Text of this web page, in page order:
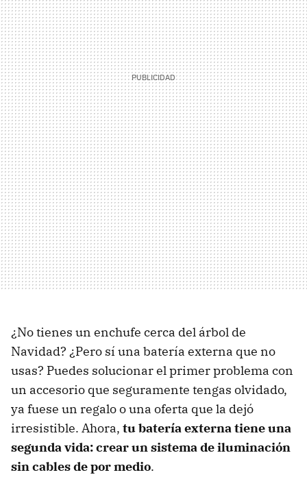
¿No tienes un enchufe cerca del árbol de
Navidad? ¿Pero sí una batería externa que no
usas? Puedes solucionar el primer problema con
un accesorio que seguramente tengas olvidado,
ya fuese un regalo o una oferta que la dejó
irresistible. Ahora, tu batería externa tiene una
segunda vida: crear un sistema de iluminación
sin cables de por medio.